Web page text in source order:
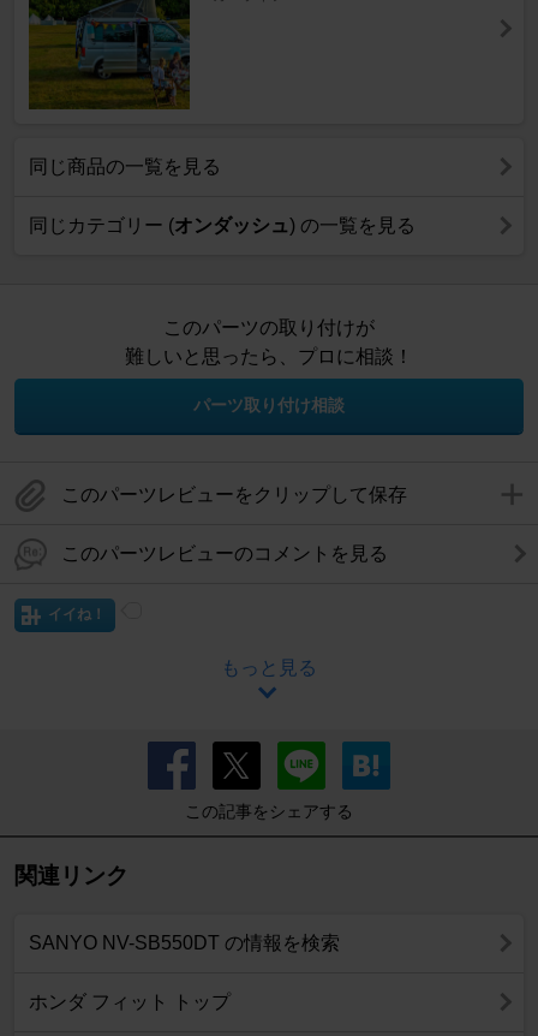
同じ商品の一覧を見る
同じカテゴリー (オンダッシュ) の一覧を見る
このパーツの取り付けが
難しいと思ったら、プロに相談！
パーツ取り付け相談
このパーツレビューをクリップして保存
このパーツレビューのコメントを見る
イイね！
もっと見る
この記事をシェアする
関連リンク
SANYO NV-SB550DT の情報を検索
ホンダ フィット トップ